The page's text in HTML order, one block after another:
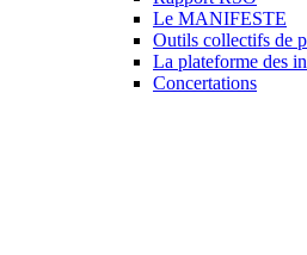
Le MANIFESTE
Outils collectifs de
La plateforme des
Concertations